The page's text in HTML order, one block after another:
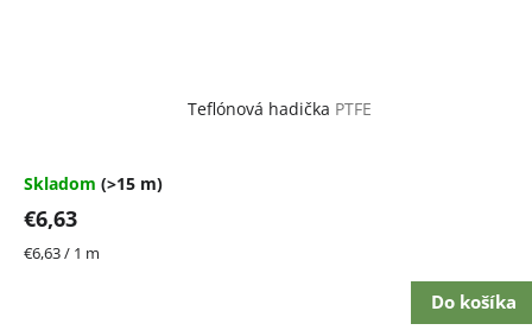
Teflónová hadička PTFE
Skladom (>15 m)
€6,63
Jednotková
€6,63 / 1 m
Do košíka